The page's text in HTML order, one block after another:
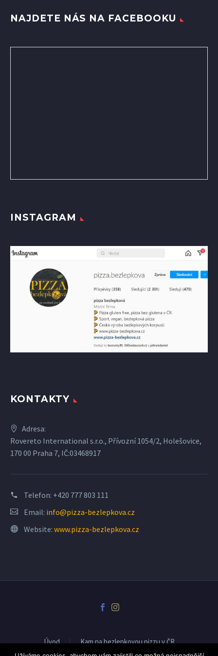
NAJDETE NÁS NA FACEBOOKU
INSTAGRAM
KONTAKTY
Adresa:
Rovereto International s.r.o., Přívozní 1054/2, Holešovice,
170 00 Praha 7, IČ:03468917
Telefon: +420 777 803 111
Email: info@pizza-bezlepkova.cz
Website: www.pizza-bezlepkova.cz
Úvod
Kam na bezlepkovou pizzu v ČR
Spolupráce-pro pizzerie
Novinky